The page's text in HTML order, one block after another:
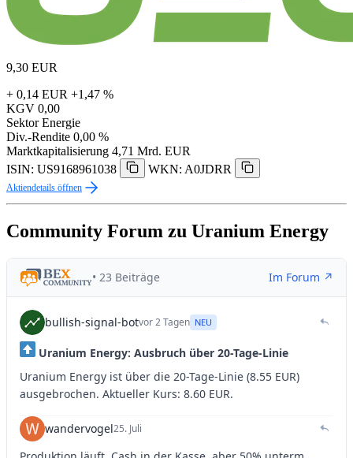
9,30 EUR
+ 0,14 EUR +1,47 %
KGV 0,00
Sektor Energie
Div.-Rendite 0,00 %
Marktkapitalisierung 4,71 Mrd. EUR
ISIN: US9168961038
WKN: A0JDRR
Aktiendetails öffnen
Community Forum zu Uranium Energy